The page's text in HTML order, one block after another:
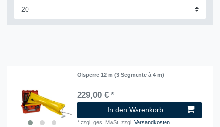
Ölsperre 12 m (3 Segmente à 4 m)
229,00 € *
In den Warenkorb
*zzgl. ges. MwSt. zzgl.Versandkosten